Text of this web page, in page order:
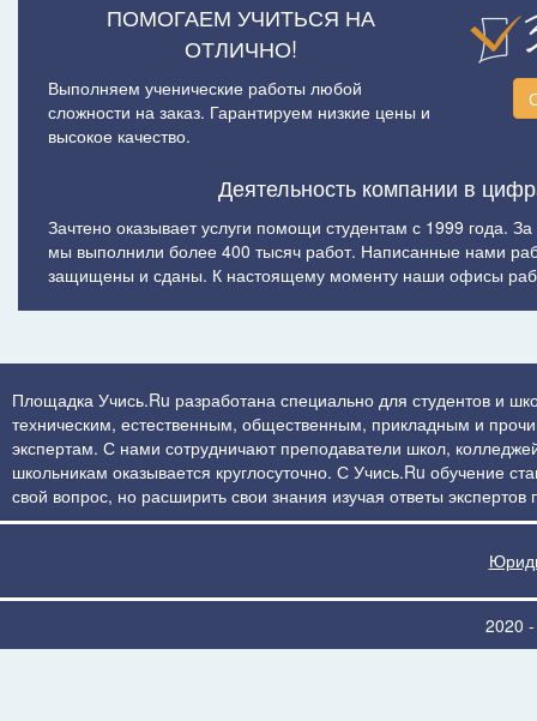
ПОМОГАЕМ УЧИТЬСЯ НА
ОТЛИЧНО!
Выполняем ученические работы любой
сложности на заказ. Гарантируем низкие цены и
высокое качество.
Деятельность компании в
Зачтено оказывает услуги помощи студентам с 1999 года.
мы выполнили более 400 тысяч работ. Написанные нами
защищены и сданы. К настоящему моменту наши офисы
Площадка Учись.Ru разработана специально для студентов и
техническим, естественным, общественным, прикладным и
экспертам. С нами сотрудничают преподаватели школ,
школьникам оказывается круглосуточно. С Учись.Ru обучение
свой вопрос, но расширить свои знания изучая ответы
2020